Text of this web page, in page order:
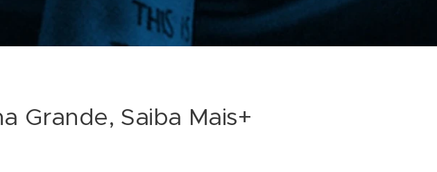
Grande, Saiba Mais+